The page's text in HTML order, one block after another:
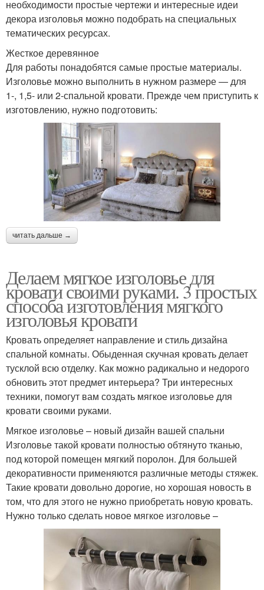
необходимости простые чертежи и интересные идеи
декора изголовья можно подобрать на специальных
тематических ресурсах.
Жесткое деревянное
Для работы понадобятся самые простые материалы.
Изголовье можно выполнить в нужном размере — для
1-, 1,5- или 2-спальной кровати. Прежде чем приступить к
изготовлению, нужно подготовить:
читать дальше →
Делаем мягкое изголовье для
кровати своими руками. 3 простых
способа изготовления мягкого
изголовья кровати
Кровать определяет направление и стиль дизайна
спальной комнаты. Обыденная скучная кровать делает
тусклой всю отделку. Как можно радикально и недорого
обновить этот предмет интерьера? Три интересных
техники, помогут вам создать мягкое изголовье для
кровати своими руками.
Мягкое изголовье – новый дизайн вашей спальни
Изголовье такой кровати полностью обтянуто тканью,
под которой помещен мягкий поролон. Для большей
декоративности применяются различные методы стяжек.
Такие кровати довольно дорогие, но хорошая новость в
том, что для этого не нужно приобретать новую кровать.
Нужно только сделать новое мягкое изголовье –